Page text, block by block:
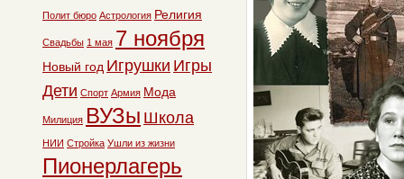
Полит бюро Астрология Религия
Свадьбы 1 мая 7 ноября
Новый год Игрушки Игры
Дети Спорт Армия Мода
Милиция ВУЗы Школа
НИИ Стройка Ушли из жизни
Пионерлагерь